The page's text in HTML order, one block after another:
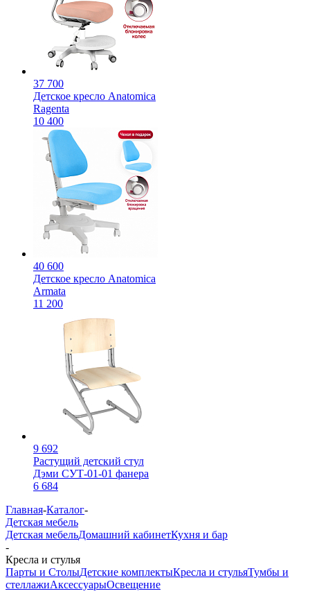
37 700
Детское кресло Anatomica
Ragenta
10 400
40 600
Детское кресло Anatomica
Armata
11 200
9 692
Растущий детский стул
Дэми СУТ-01-01 фанера
6 684
Главная-Каталог-
Детская мебель
Детская мебельДомашний кабинетКухня и бар
-
Кресла и стулья
Парты и СтолыДетские комплектыКресла и стульяТумбы и
стеллажиАксессуарыОсвещение